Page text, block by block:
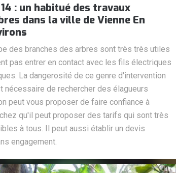
: un habitué des travaux
dans la ville de Vienne En
des branches des arbres sont très très utiles
pas entrer en contact avec les fils électriques
La dangerosité de ce genre d'intervention
nécessaire de rechercher des élagueurs
peut vous proposer de faire confiance à
qu'il peut proposer des tarifs qui sont très
à tous. Il peut aussi établir un devis
engagement.